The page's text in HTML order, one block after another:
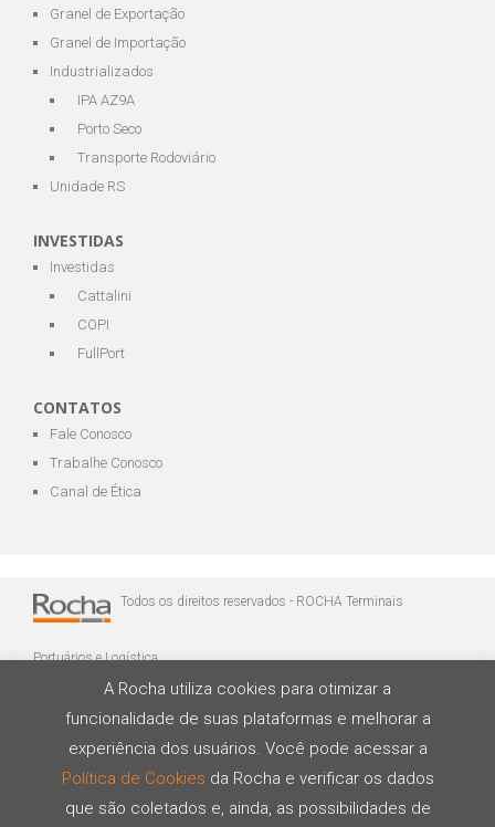
Granel de Exportação
Granel de Importação
Industrializados
IPA AZ9A
Porto Seco
Transporte Rodoviário
Unidade RS
INVESTIDAS
Investidas
Cattalini
COPI
FullPort
CONTATOS
Fale Conosco
Trabalhe Conosco
Canal de Ética
Todos os direitos reservados - ROCHA Terminais
Portuários e Logística
Desenvolvido por
A Rocha utiliza cookies para otimizar a
funcionalidade de suas plataformas e melhorar a
experiência dos usuários. Você pode acessar a
Política de Cookies da Rocha e verificar os dados
que são coletados e, ainda, as possibilidades de